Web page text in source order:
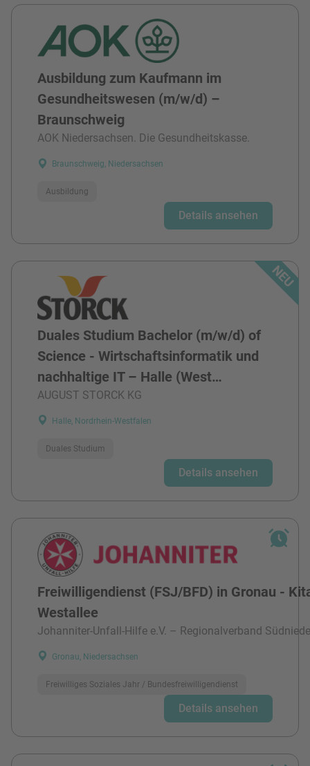
Ausbildung zum Kaufmann im
Gesundheitswesen (m/w/d) –
Braunschweig
AOK Niedersachsen. Die Gesundheitskasse.
Braunschweig, Niedersachsen
Ausbildung
Details ansehen
Duales Studium Bachelor (m/w/d) of
Science - Wirtschaftsinformatik und
nachhaltige IT – Halle (West…
AUGUST STORCK KG
Halle, Nordrhein-Westfalen
Duales Studium
Details ansehen
Freiwilligendienst (FSJ/BFD) in Gronau -
Westallee
Johanniter-Unfall-Hilfe e.V. – Regionalverband
Gronau, Niedersachsen
Freiwilliges Soziales Jahr / Bundesfreiwilligendienst
Details ansehen